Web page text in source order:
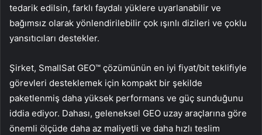
tedarik edilsin, farklı faydalı yüklere uyarlanabilir ve
bağımsız olarak yönlendirilebilir çok ışınlı dizileri ve çoklu
yansıtıcıları destekler.
Şirket, SmallSat GEO™ çözümünün en iyi fiyat/bit teklifiyle
görevleri desteklemek için kompakt bir şekilde
paketlenmiş daha yüksek performans ve güç sunduğunu
iddia ediyor. Dahası, geleneksel GEO uzay araçlarına göre
önemli ölçüde daha az maliyetli ve daha hızlı teslim